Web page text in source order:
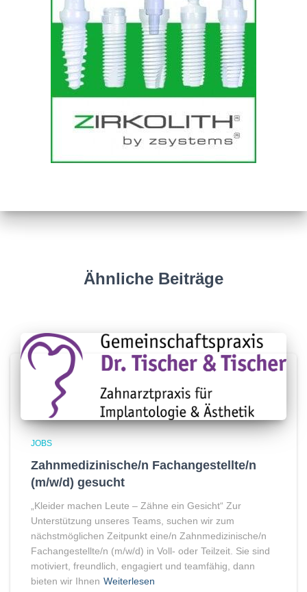
Ähnliche Beiträge
JOBS
Zahnmedizinische/n Fachangestellte/n
(m/w/d) gesucht
„Kleider machen Leute – Zähne ein Gesicht“ Zur
Unterstützung unseres Teams, suchen wir zum
nächstmöglichen Zeitpunkt eine/n Zahnmedizinische/n
Fachangestellte/n (m/w/d) in Voll- oder Teilzeit. Sie sind
motiviert, freundlich, engagiert und teamfähig, dann
bieten wir Ihnen Weiterlesen